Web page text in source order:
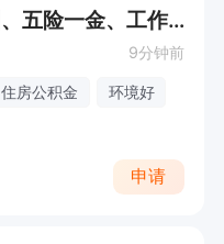
生产部操作员（免费培训、五险一金、工作餐等）
9分钟前
住房公积金
环境好
申请